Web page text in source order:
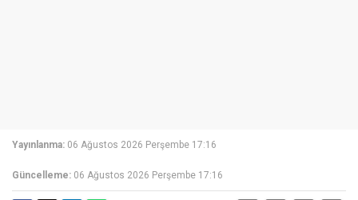
Yayınlanma: 06 Ağustos 2026 Perşembe 17:16
Güncelleme: 06 Ağustos 2026 Perşembe 17:16